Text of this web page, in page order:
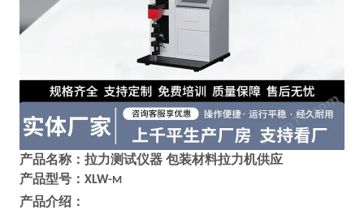
产品名称： 拉力测试仪器 包装材料拉力机供应
产品型号： XLW-M
产品介绍：